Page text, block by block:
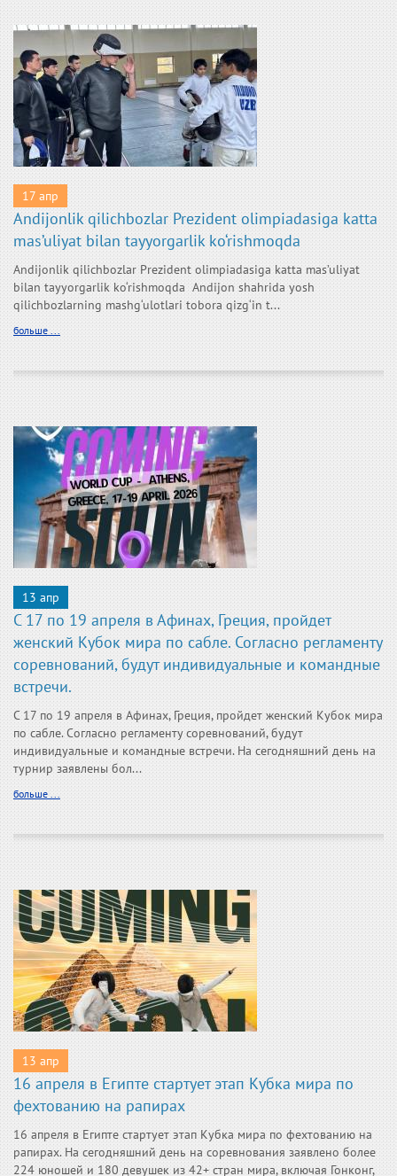
17 апр
Andijonlik qilichbozlar Prezident olimpiadasiga katta
mas’uliyat bilan tayyorgarlik ko‘rishmoqda
Andijonlik qilichbozlar Prezident olimpiadasiga katta mas’uliyat
bilan tayyorgarlik ko‘rishmoqda Andijon shahrida yosh
qilichbozlarning mashg‘ulotlari tobora qizg‘in t...
больше ...
13 апр
С 17 по 19 апреля в Афинах, Греция, пройдет
женский Кубок мира по сабле. Согласно регламенту
соревнований, будут индивидуальные и командные
встречи.
С 17 по 19 апреля в Афинах, Греция, пройдет женский Кубок мира
по сабле. Согласно регламенту соревнований, будут
индивидуальные и командные встречи. На сегодняшний день на
турнир заявлены бол...
больше ...
13 апр
16 апреля в Египте стартует этап Кубка мира по
фехтованию на рапирах
16 апреля в Египте стартует этап Кубка мира по фехтованию на
рапирах. На сегодняшний день на соревнования заявлено более
224 юношей и 180 девушек из 42+ стран мира, включая Гонконг,